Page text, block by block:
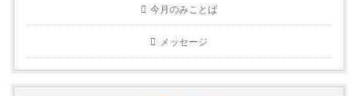
今月のみことば
メッセージ